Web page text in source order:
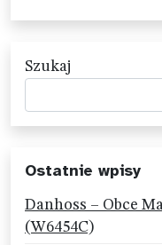
Szukaj
Ostatnie wpisy
Danhoss – Obce
(W6454C)